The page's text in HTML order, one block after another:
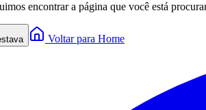
encontrar a página que você está
Voltar para Home